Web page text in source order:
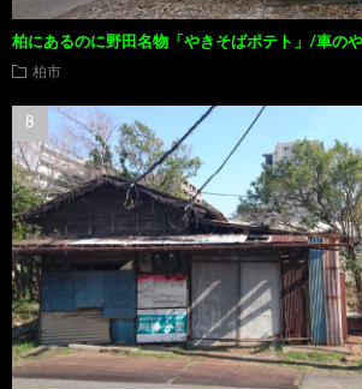
柏にあるのに野田名物「やきそばポテト」/車の
柏市